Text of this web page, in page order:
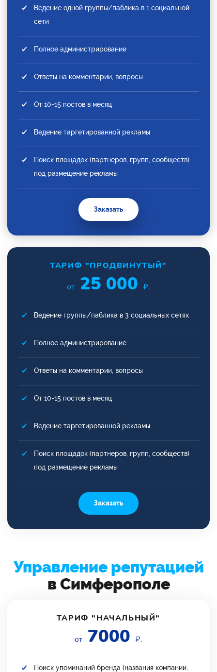
Ведение одной группы/паблика в 1 социальной
сети
Полное администрирование
Ответы на комментарии, вопросы
От 10-15 постов в месяц
Ведение таргетированной рекламы
Поиск площадок (партнеров, групп, сообществ)
под размещение рекламы
Заказать
ТАРИФ "ПРОДВИНУТЫЙ"
от 25 000 ₽.
Ведение группы/паблика в 3 социальных сетях
Полное администрирование
Ответы на комментарии, вопросы
От 10-15 постов в месяц
Ведение таргетированной рекламы
Поиск площадок (партнеров, групп, сообществ)
под размещение рекламы
Заказать
Управление репутацией
в Симферополе
ТАРИФ "НАЧАЛЬНЫЙ"
от 7000 ₽.
Поиск упоминаний бренда (названия компании,